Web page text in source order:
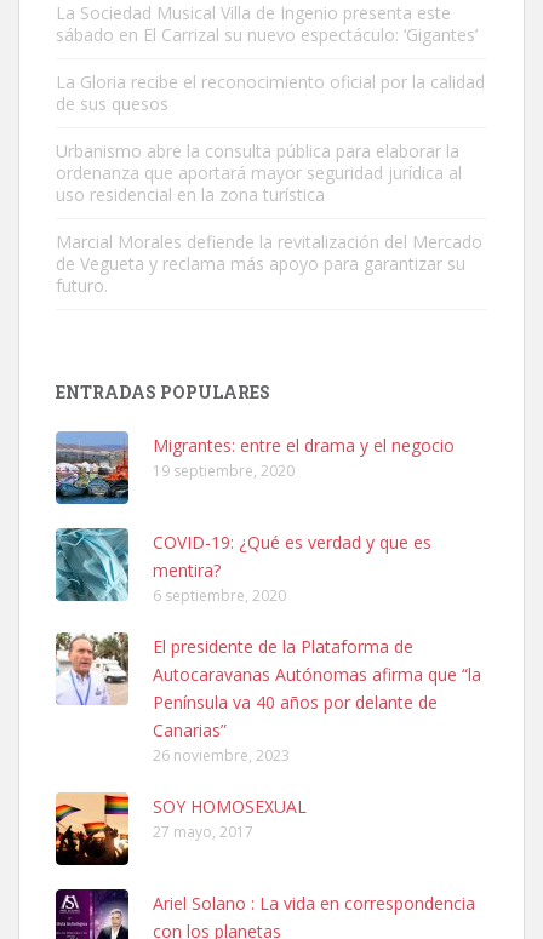
Este gato macho ha aparecido en la calle hace menos de un mes,
Leales.org » Gran Canaria | 9.7.2025
Leales.org » Gran Canaria
SHIBA PERDIDO AVDA JOSE MESA Y LOPEZ
PERRO MACHO RAZA SHIBA CON MICROCHIP PERDIDO HOY
06/07/2025 ZONA MESA Y LOPEZ. ES MUY ASUSTADIZO
Leales.org » Gran Canaria
6.7.2025
Ninfa perdida
La Sociedad Musical Villa de Ingenio presenta este
sábado en El Carrizal su nuevo espectáculo: ‘Gigantes’
La Gloria recibe el reconocimiento oficial por la calidad
de sus quesos
Urbanismo abre la consulta pública para elaborar la
ordenanza que aportará mayor seguridad jurídica al
uso residencial en la zona turística
Marcial Morales defiende la revitalización del Mercado
de Vegueta y reclama más apoyo para garantizar su
futuro.
ENTRADAS POPULARES
Migrantes: entre el drama y el negocio
19 septiembre, 2020
COVID-19: ¿Qué es verdad y que es
mentira?
6 septiembre, 2020
El presidente de la Plataforma de
Autocaravanas Autónomas afirma que “la
Península va 40 años por delante de
Canarias”
26 noviembre, 2023
SOY HOMOSEXUAL
27 mayo, 2017
Ariel Solano : La vida en correspondencia
con los planetas